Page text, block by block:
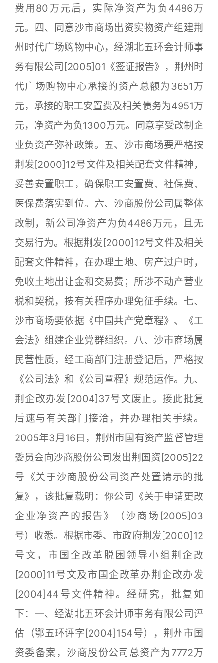
费用80万元后，实际净资产为负4486万
元。四、同意沙市商场出资实物资产组建荆
州时代广场购物中心，经湖北五环会计师事
务有限公司[2005]01《签证报告》，荆州时
代广场购物中心承接的资产总额为3651万
元，承接的职工安置费及相关债务为4951万
元，净资产为负1300万元。同意享受改制企
业负资产弥补政策。五、沙市商场要严格按
荆发[2000]12号文件及相关配套文件精神，
妥善安置职工，确保职工安置费、社保费、
医保费落实到位。六、沙商股份公司属整体
改制，新公司净资产为负4486万元，且无
交易行为。根据荆发[2000]12号文件及相关
配套文件精神，在办理土地、房产过户时，
免收土地出让金和交易费；所涉不动产营业
税和契税，按有关程序办理免征手续。七、
沙市商场要依据《中国共产党章程》、《工
会法》组建企业党群组织。八、沙市商场属
民营性质，经工商部门注册登记后，严格按
《公司法》和《公司章程》规范运作。九、
荆企改办发[2004]37号文废止。接此批复
后速与有关部门接洽，并办理相关手续。
2005年3月16日，荆州市国有资产监督管理
委员会向沙商股份公司发出荆国资[2005]22
号《关于沙商股份公司资产处置请示的批
复》，该批复载明：你公司《关于申请更改
企业净资产的报告》（沙商场[2005]03
号）收悉。根据市委、市政府荆发[2000]12
号文，市国企改革脱困领导小组荆企改
[2000]11号文及市国企改革办荆企改办发
[2004]44号文件精神。经研究，批复如
下：一、经湖北五环会计师事务有限公司评
估（鄂五环评字[2004]154号），荆州市国
资委备案，沙商股份公司总资产为7772万